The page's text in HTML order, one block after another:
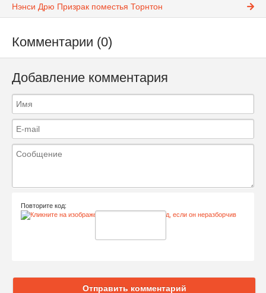
Нэнси Дрю Призрак поместья Торнтон
Комментарии (0)
Добавление комментария
Повторите код:
Отправить комментарий